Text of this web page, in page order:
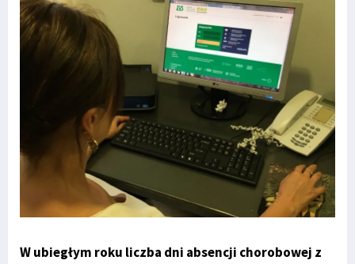
W ubiegłym roku liczba dni absencji chorobowej z